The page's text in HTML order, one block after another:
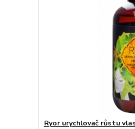
Ryor urychlovač růstu